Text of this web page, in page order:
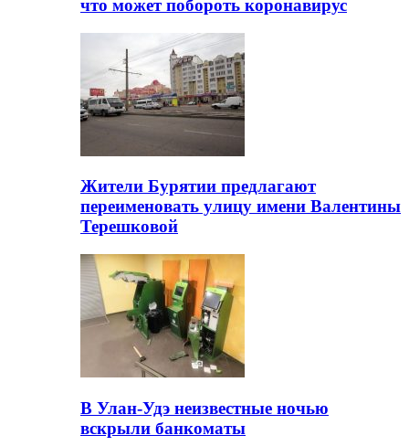
что может побороть коронавирус
Жители Бурятии предлагают
переименовать улицу имени Валентины
Терешковой
В Улан-Удэ неизвестные ночью
вскрыли банкоматы